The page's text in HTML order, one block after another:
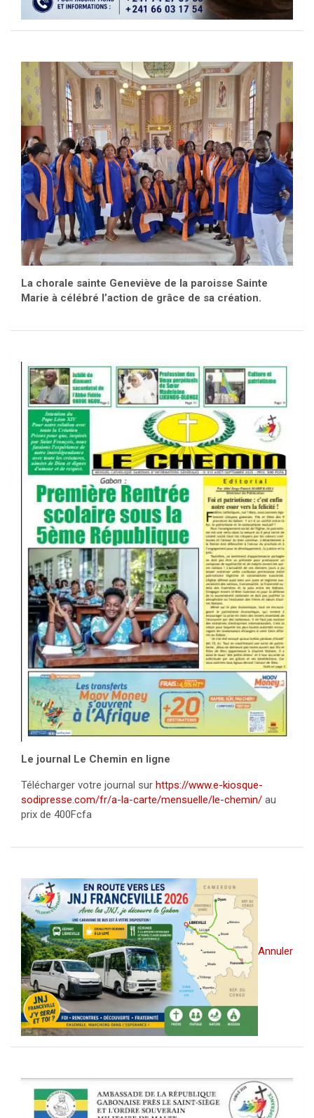
La chorale sainte Geneviève de la paroisse Sainte
Marie à célébré l’action de grâce de sa création.
Le journal Le Chemin en ligne
Télécharger votre journal sur https://www.e-kiosque-
sodipresse.com/fr/a-la-carte/mensuelle/le-chemin/ au
prix de 400Fcfa
Annuler